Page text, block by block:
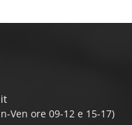
Ven ore 09-12 e 15-17)